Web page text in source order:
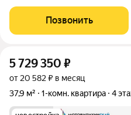
кварталами на территории 22
технологий строительства с
Позвонить
5 729 350 ₽
от 20 582 ₽ в месяц
37,9 м²
1-комн. квартира 4